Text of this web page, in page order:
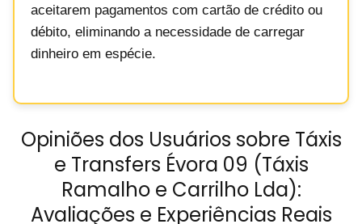
aceitarem pagamentos com cartão de crédito ou
débito, eliminando a necessidade de carregar
dinheiro em espécie.
Opiniões dos Usuários sobre Táxis
e Transfers Évora 09 (Táxis
Ramalho e Carrilho Lda):
Avaliações e Experiências Reais